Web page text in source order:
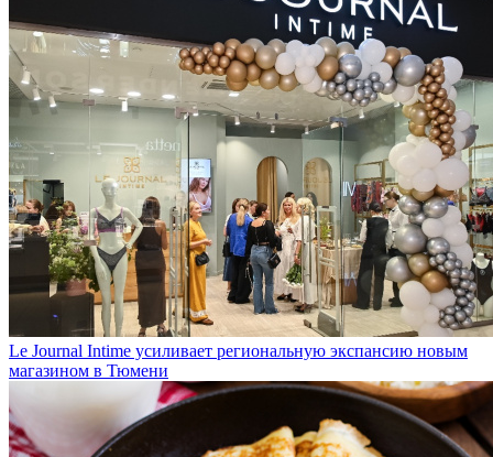
Le Journal Intime усиливает региональную экспансию новым
магазином в Тюмени